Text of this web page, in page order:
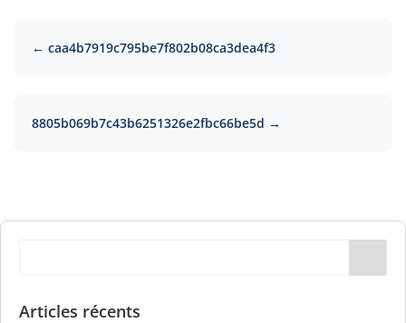
← caa4b7919c795be7f802b08ca3dea4f3
8805b069b7c43b6251326e2fbc66be5d →
Articles récents